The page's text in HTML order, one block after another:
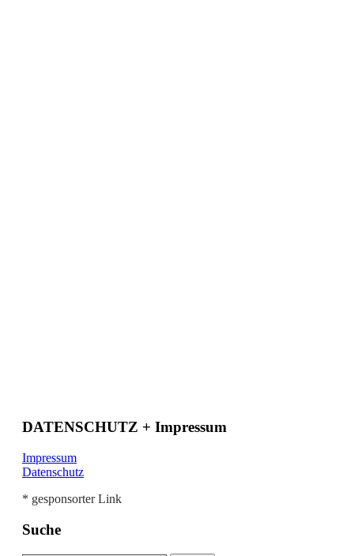
DATENSCHUTZ + Impressum
Impressum
Datenschutz
* gesponsorter Link
Suche